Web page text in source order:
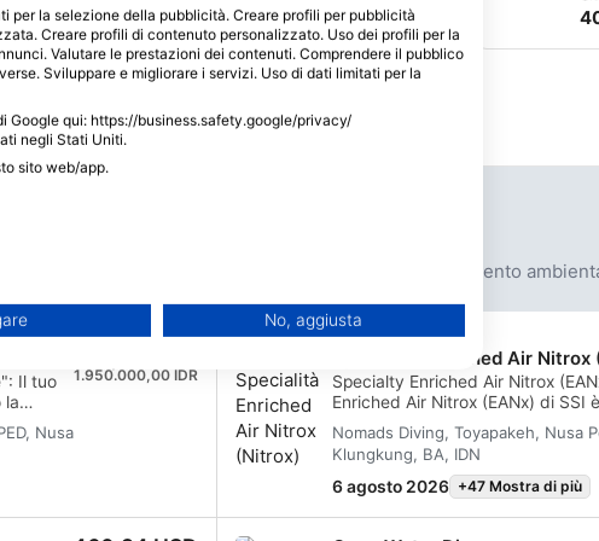
2 33 30 1 43 4
ricca e
Evento
Il tuo
la
Nusa
1.950.000,00 IDR
Specialità Enriched Air Nitrox
Specialty Enriched Air Nitrox
Enriched Air Nitrox (EANx) di SSI
immersione più popolari, che
utilizzare una miscela respiratoria
di ossigeno superiore a quella
Immergendosi con Enriched Air
possono estendere i loro limiti di
Nomads Diving, Toyapakeh, Nusa
Klungkung, BA, IDN
6 agosto 2026 +47 Mostra di più
la selezione della pubblicità. Creare profili per pubblicità
Creare profili di contenuto personalizzato. Uso dei profili per la
Valutare le prestazioni dei contenuti. Comprendere il pubblico
Sviluppare e migliorare i servizi. Uso di dati limitati per la
Google qui: https://business.safety.google/privacy/
negli Stati Uniti.
sito web/app.
No, aggiusta